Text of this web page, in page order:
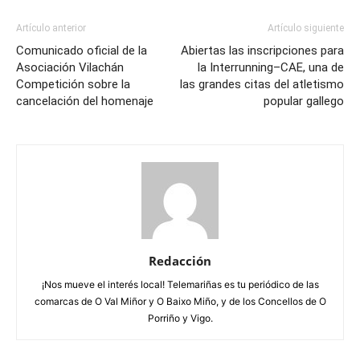
Artículo anterior
Comunicado oficial de la
Asociación Vilachán
Competición sobre la
cancelación del homenaje
Artículo siguiente
Abiertas las inscripciones para
la Interrunning–CAE, una de
las grandes citas del atletismo
popular gallego
Redacción
¡Nos mueve el interés local! Telemariñas es tu periódico de las
comarcas de O Val Miñor y O Baixo Miño, y de los Concellos de O
Porriño y Vigo.